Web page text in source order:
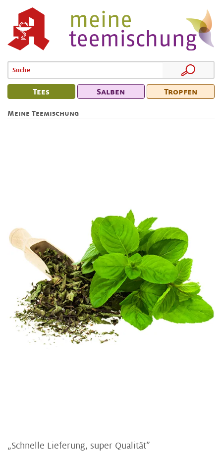
Tees Salben Tropfen
Meine Teemischung
„Schnelle Lieferung, super Qualität”